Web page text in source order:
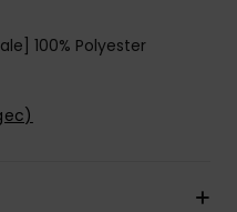
100% Polyester